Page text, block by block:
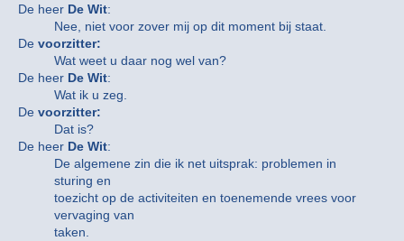
De heer De Wit:
Nee, niet voor zover mij op dit moment bij staat.
De voorzitter:
Wat weet u daar nog wel van?
De heer De Wit:
Wat ik u zeg.
De voorzitter:
Dat is?
De heer De Wit:
De algemene zin die ik net uitsprak: problemen in
sturing en
toezicht op de activiteiten en toenemende vrees voor
vervaging van
taken.